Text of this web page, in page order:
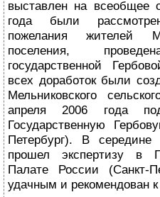
выставлен на всеобщее
года были
пожелания жителей
поселения,
государственной
всех доработок были
Мельниковского
апреля 2006 года
Государственную
Петербург). В середине
прошел экспертизу в
Палате России (Санкт-
удачным и рекомендован